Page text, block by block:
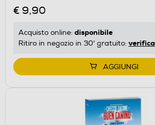
€ 9,90
Acquisto online: disponibile
Ritiro in negozio in 30' gratuito: verifica
AGGIUNGI